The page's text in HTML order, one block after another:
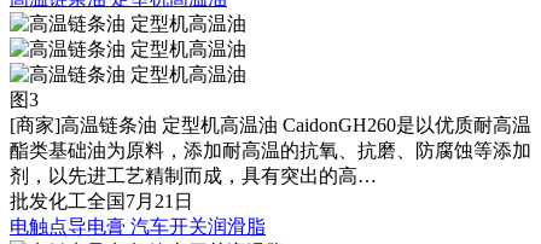
图3
[商家]高温链条油 定型机高温油 CaidonGH260是以优质耐高温
酯类基础油为原料，添加耐高温的抗氧、抗磨、防腐蚀等添加
剂，以先进工艺精制而成，具有突出的高…
批发化工全国7月21日
电触点导电膏 汽车开关润滑脂